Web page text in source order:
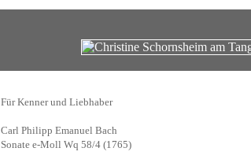
Für Kenner und Liebhaber
Carl Philipp Emanuel Bach
Sonate e-Moll Wq 58/4 (1765)